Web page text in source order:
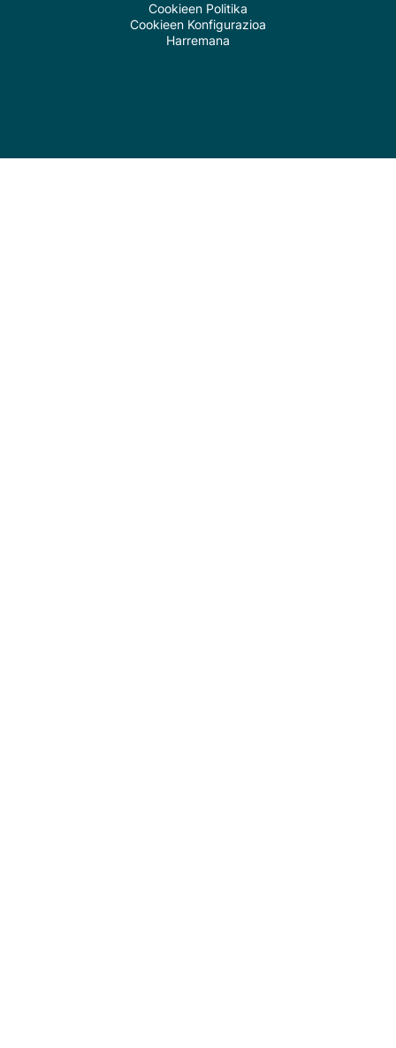
Cookieen Politika
Cookieen Konfigurazioa
Harremana